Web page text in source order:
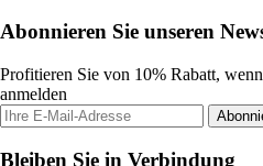
Abonnieren Sie unseren
Profitieren Sie von 10% Rabatt,
anmelden
Bleiben Sie in Verbindung